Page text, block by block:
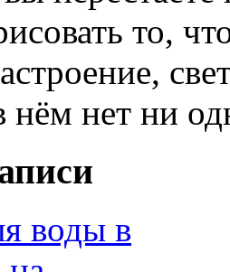
то,
нём нет ни